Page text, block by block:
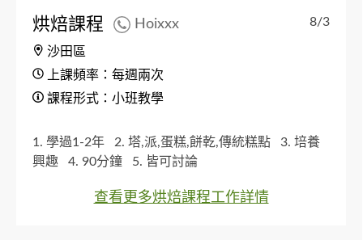
烘焙課程 Hoixxx
沙田區
上課頻率：每週兩次
課程形式：小班教學
8/3
1. 學過1-2年 2. 塔,派,蛋糕,餅乾,傳統糕點
3. 培養
興趣
4. 90分鐘 5. 皆可討論
查看更多烘焙課程工作詳情